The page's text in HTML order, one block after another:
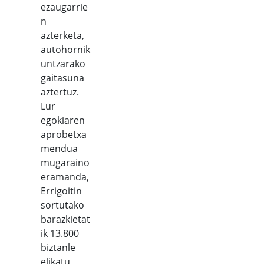
ezaugarrie
n
azterketa,
autohornik
untzarako
gaitasuna
aztertuz.
Lur
egokiaren
aprobetxa
mendua
mugaraino
eramanda,
Errigoitin
sortutako
barazkietat
ik 13.800
biztanle